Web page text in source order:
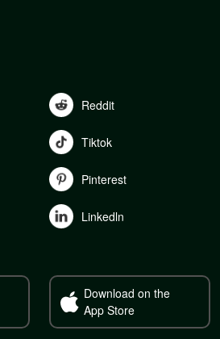
Reddit
Tiktok
Pinterest
Linkedln
Download on the
App Store